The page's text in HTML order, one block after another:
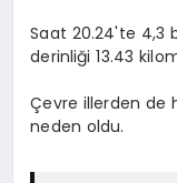
Saat 20.24'te 4,3
derinliği 13.43
Çevre illerden de
neden oldu.